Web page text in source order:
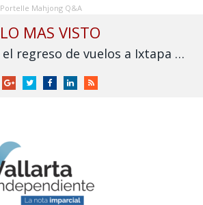
Portelle Mahjong Q&A
LO MAS VISTO
Morelia va por el regreso de vuelos a Ixtapa y Puerto Vallarta
GoogleTwitterFacebookLinkedInRSS